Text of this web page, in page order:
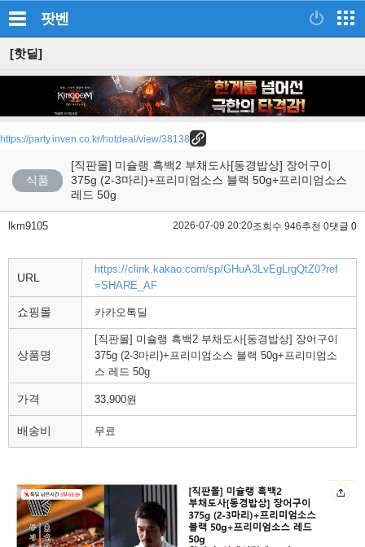
팟벤
[핫딜]
https://party.inven.co.kr/hotdeal/view/38138
식품
[직판몰] 미슐랭 흑백2 부채도사[동경밥상] 장어구이
375g (2-3마리)+프리미엄소스 블랙 50g+프리미엄소스
레드 50g
lkm9105 2026-07-09 20:20조회수 946추천 0댓글 0
URL
https://clink.kakao.com/sp/GHuA3LvEgLrgQtZ0?ref
=SHARE_AF
쇼핑몰 카카오톡딜
상품명
[직판몰] 미슐랭 흑백2 부채도사[동경밥상] 장어구이
375g (2-3마리)+프리미엄소스 블랙 50g+프리미엄소
스 레드 50g
가격 33,900원
배송비 무료